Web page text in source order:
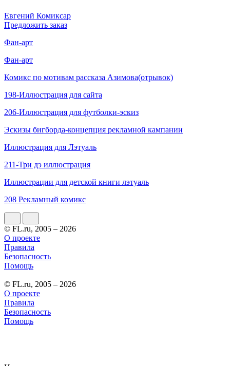
Евгений Комиксар
Предложить заказ
Фан-арт
Фан-арт
Комикс по мотивам рассказа Азимова(отрывок)
198-Иллюстрация для сайта
206-Иллюстрация для футболки-эскиз
Эскизы бигборда-концепция рекламной кампании
Иллюстрация для Лэтуаль
211-Три дэ иллюстрация
Иллюстрации для детской книги лэтуаль
208 Рекламный комикс
© FL.ru, 2005 – 2026
О проекте
Правила
Безопасность
Помощь
© FL.ru, 2005 – 2026
О проекте
Правила
Безопасность
Помощь